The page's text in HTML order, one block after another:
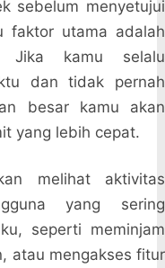
sebelum menyetujui
faktor utama adalah
Jika kamu selalu
dan tidak pernah
besar kamu akan
yang lebih cepat.
melihat aktivitas
yang sering
seperti meminjam
atau mengakses fitur